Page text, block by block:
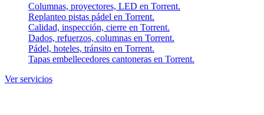
Columnas, proyectores, LED en Torrent.
Replanteo pistas pádel en Torrent.
Calidad, inspección, cierre en Torrent.
Dados, refuerzos, columnas en Torrent.
Pádel, hoteles, tránsito en Torrent.
Tapas embellecedores cantoneras en Torrent.
Ver servicios